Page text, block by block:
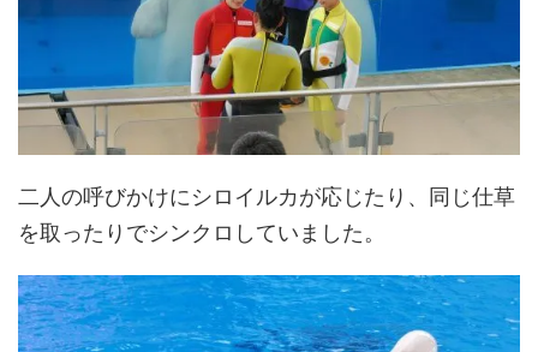
二人の呼びかけにシロイルカが応じたり、同じ仕草
を取ったりでシンクロしていました。